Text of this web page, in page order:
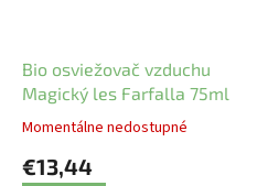
Bio osviežovač vzduchu
Magický les Farfalla 75ml
Momentálne nedostupné
€13,44